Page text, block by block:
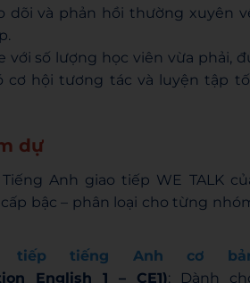
dõi và phản hồi thường xuyên
với số lượng học viên vừa phải,
cơ hội tương tác và luyện tập
dự
Anh giao tiếp WE TALK
cấp bậc – phân loại cho từng
tiếp tiếng Anh cơ
English 1 – CE1): Dành